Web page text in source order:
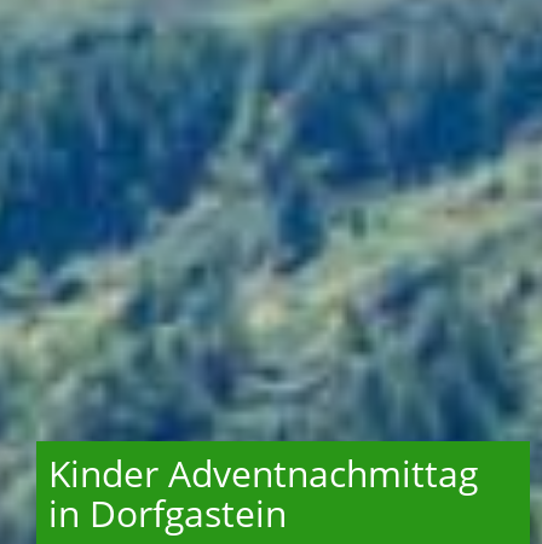
Kinder Adventnachmittag
in Dorfgastein